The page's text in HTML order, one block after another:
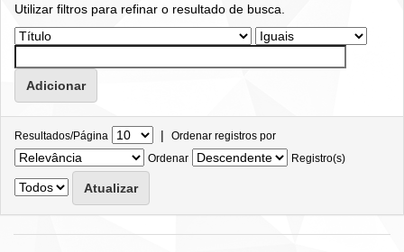
Utilizar filtros para refinar o resultado de busca.
Resultados/Página | Ordenar registros por
Ordenar
Registro(s)